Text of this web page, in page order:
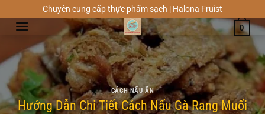
đến
dung
Chuyên cung cấp thực phẩm sạch | Halona Fruist
0
CÁCH NẤU ĂN
Hướng Dẫn Chi Tiết Cách Nấu Gà Rang Muối